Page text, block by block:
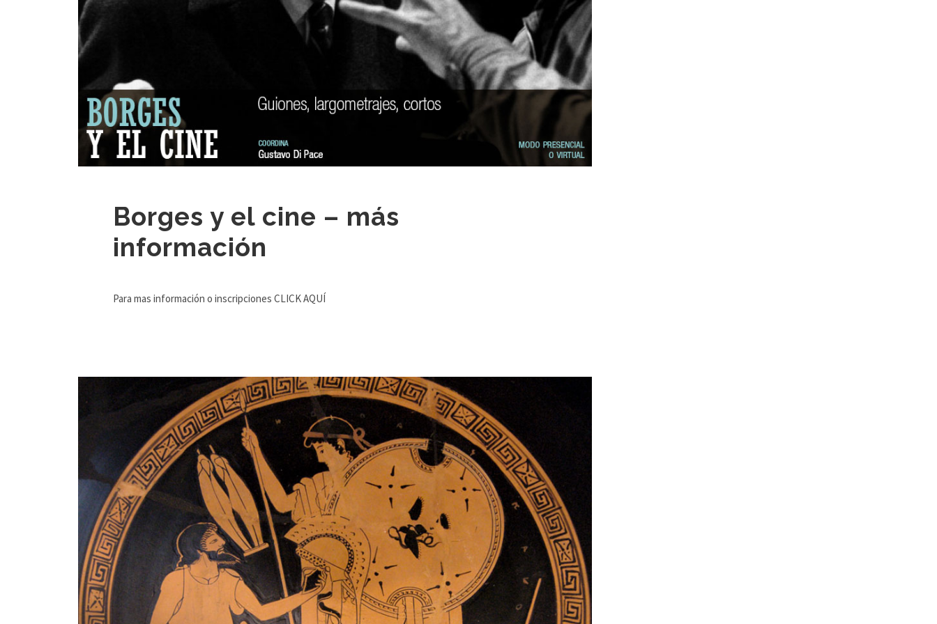
Borges y el cine – más
información
Para mas información o inscripciones CLICK AQUÍ